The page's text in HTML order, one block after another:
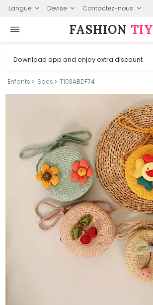
Langue Devise Contactez-nous
FASHION⁠ TIY
Download app and enjoy extra discount
Enfants Sacs T103ABDF74